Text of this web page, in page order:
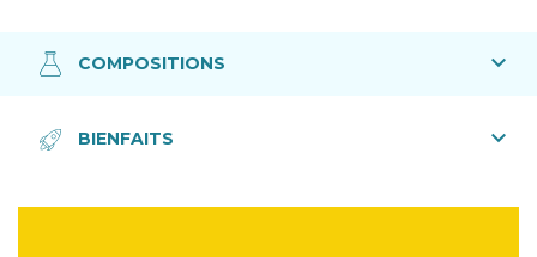
Convient aux peaux fragilisées par des traitements ou des pathologies.
• Usage externe uniquement